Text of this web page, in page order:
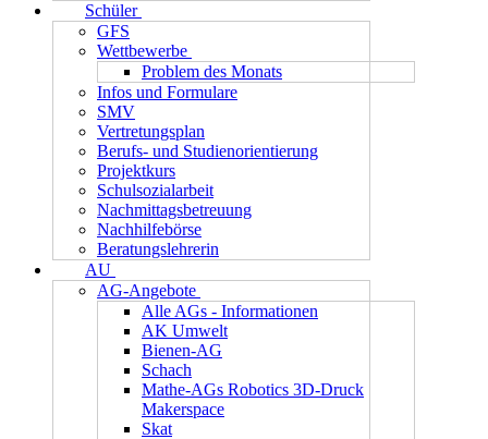
Schüler
GFS
Wettbewerbe
Problem des Monats
Infos und Formulare
SMV
Vertretungsplan
Berufs- und Studienorientierung
Projektkurs
Schulsozialarbeit
Nachmittagsbetreuung
Nachhilfebörse
Beratungslehrerin
AU
AG-Angebote
Alle AGs - Informationen
AK Umwelt
Bienen-AG
Schach
Mathe-AGs Robotics 3D-Druck
Makerspace
Skat